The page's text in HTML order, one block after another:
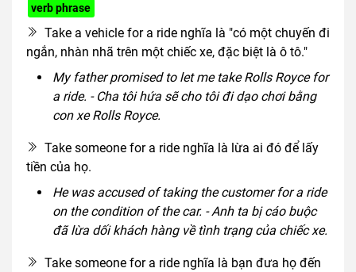
verb phrase
Take a vehicle for a ride nghĩa là "có một chuyến đi
ngắn, nhàn nhã trên một chiếc xe, đặc biệt là ô tô."
My father promised to let me take Rolls Royce for
a ride. - Cha tôi hứa sẽ cho tôi đi dạo chơi bằng
con xe Rolls Royce.
Take someone for a ride nghĩa là lừa ai đó để lấy
tiền của họ.
He was accused of taking the customer for a ride
on the condition of the car. - Anh ta bị cáo buộc
đã lừa dối khách hàng về tình trạng của chiếc xe.
Take someone for a ride nghĩa là bạn đưa họ đến